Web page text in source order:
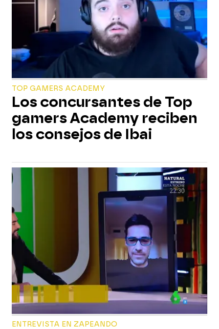
TOP GAMERS ACADEMY
Los concursantes de Top
gamers Academy reciben
los consejos de Ibai
ENTREVISTA EN ZAPEANDO